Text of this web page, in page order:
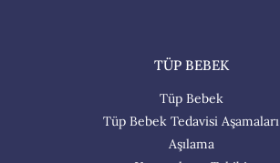
TÜP BEBEK
Tüp Bebek
Tüp Bebek Tedavisi Aşamaları
Aşılama